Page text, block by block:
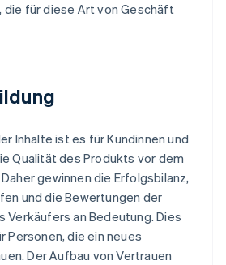
die für diese Art von Geschäft
Inhalte ist es für Kundinnen und
Qualität des Produkts vor dem
gewinnen die Erfolgsbilanz,
und die Bewertungen der
Verkäufers an Bedeutung. Dies
Personen, die ein neues
Der Aufbau von Vertrauen